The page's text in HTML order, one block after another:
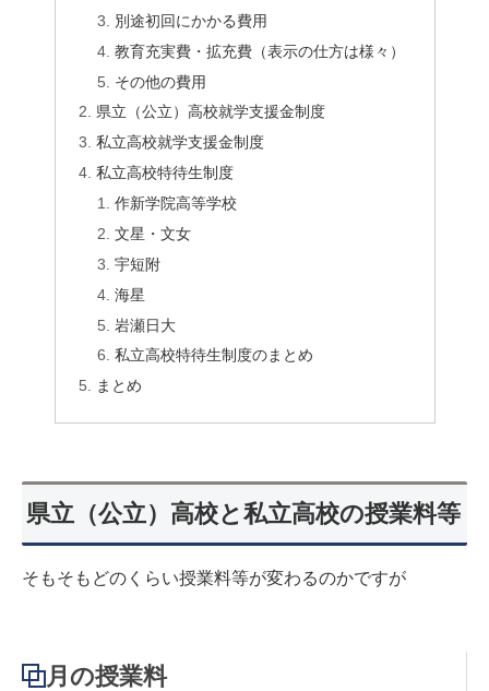
別途初回にかかる費用
教育充実費・拡充費（表示の仕方は様々）
その他の費用
県立（公立）高校就学支援金制度
私立高校就学支援金制度
私立高校特待生制度
作新学院高等学校
文星・文女
宇短附
海星
岩瀬日大
私立高校特待生制度のまとめ
まとめ
県立（公立）高校と私立高校の授業料等
そもそもどのくらい授業料等が変わるのかですが
月の授業料